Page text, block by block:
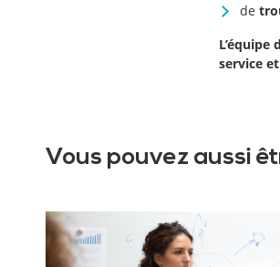
de
service
Vous pouvez aussi